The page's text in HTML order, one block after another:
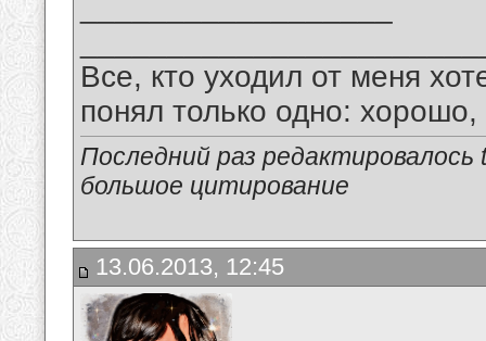
Все, кто уходил от меня
понял только одно:
Последний раз
большое цитирование
13.06.2013, 12:45